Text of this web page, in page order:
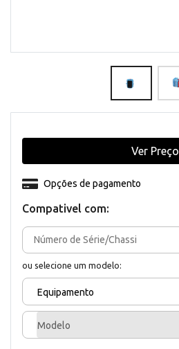
Compativel com:
ou selecione um modelo:
Equipamento
Modelo
Opções de pagamento
Ver Preço